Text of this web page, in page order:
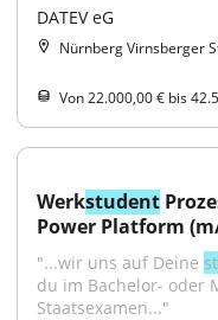
DATEV eG
Nürnberg Virnsberger
Von 22.000,00 € bis
Werkstudent
Power Platform
"...wir uns auf Deine
du im Bachelor- oder
Staatsexamen..."